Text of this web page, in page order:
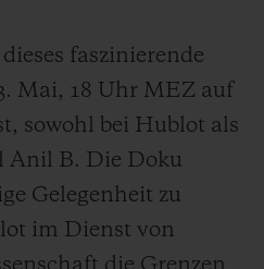
faszinierende
Mai, 18 Uhr MEZ auf
sowohl bei Hublot als
Anil B. Die Doku
Gelegenheit zu
im Dienst von